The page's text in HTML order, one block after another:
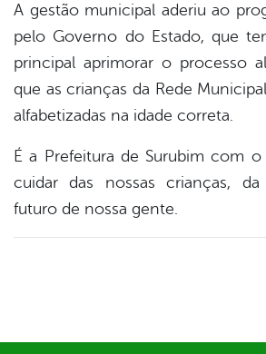
A gestão municipal aderiu ao
pelo Governo do Estado, que
principal aprimorar o processo
que as crianças da Rede
alfabetizadas na idade correta.
É a Prefeitura de Surubim com
cuidar das nossas crianças,
futuro de nossa gente.